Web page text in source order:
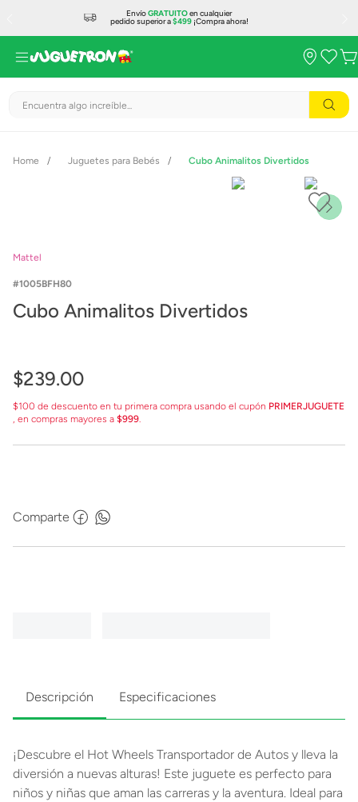
EnvíoGRATUITOen cualquier
pedido superior a$499¡Compra ahora!
Encuentra algo increíble...
Juguetes para Bebés Cubo Animalitos Divertidos
Mattel
1005BFH80
Cubo Animalitos Divertidos
$239.00
$100 de descuento en tu primera compra usando el cupón PRIMERJUGUETE
, en compras mayores a $999.
Comparte
Descripción Especificaciones
¡Descubre el Hot Wheels Transportador de Autos y lleva la
diversión a nuevas alturas! Este juguete es perfecto para
niños y niñas que aman las carreras y la aventura. Ideal para